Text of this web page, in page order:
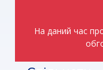
На даний час